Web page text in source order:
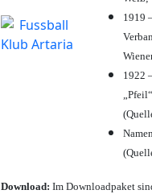
1919
1922
Download: Im Downloadpaket